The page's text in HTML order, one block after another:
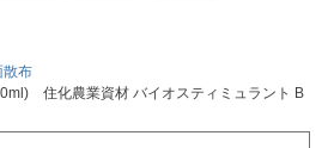
散布
住化農業資材 バイオスティミュラント B